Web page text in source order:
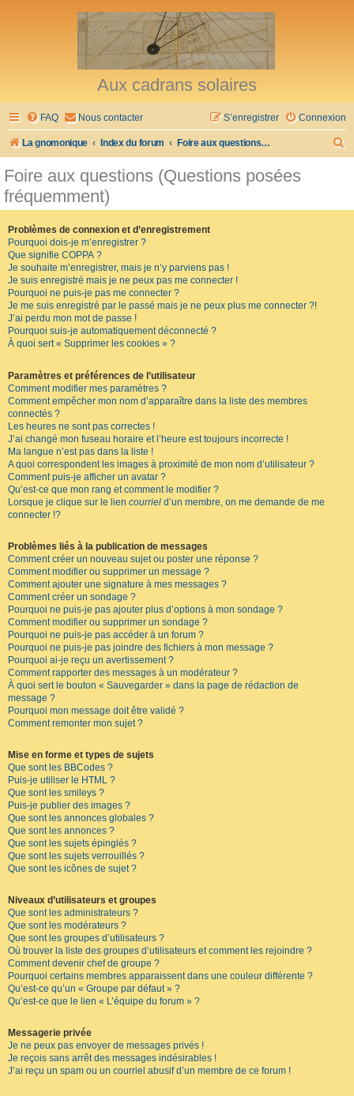
Aux cadrans solaires
FAQ Nous contacter Connexion
S’enregistrer
La gnomonique Index du forum Foire aux questions (Questions posées fréquemment)
Foire aux questions (Questions posées
fréquemment)
Problèmes de connexion et d’enregistrement
Pourquoi dois-je m’enregistrer ?
Que signifie COPPA ?
Je souhaite m’enregistrer, mais je n’y parviens pas !
Je suis enregistré mais je ne peux pas me connecter !
Pourquoi ne puis-je pas me connecter ?
Je me suis enregistré par le passé mais je ne peux plus me connecter ?!
J’ai perdu mon mot de passe !
Pourquoi suis-je automatiquement déconnecté ?
À quoi sert « Supprimer les cookies » ?
Paramètres et préférences de l’utilisateur
Comment modifier mes paramètres ?
Comment empêcher mon nom d’apparaître dans la liste des membres
connectés ?
Les heures ne sont pas correctes !
J’ai changé mon fuseau horaire et l’heure est toujours incorrecte !
Ma langue n’est pas dans la liste !
A quoi correspondent les images à proximité de mon nom d’utilisateur ?
Comment puis-je afficher un avatar ?
Qu’est-ce que mon rang et comment le modifier ?
Lorsque je clique sur le lien courriel d’un membre, on me demande de me
connecter !?
Problèmes liés à la publication de messages
Comment créer un nouveau sujet ou poster une réponse ?
Comment modifier ou supprimer un message ?
Comment ajouter une signature à mes messages ?
Comment créer un sondage ?
Pourquoi ne puis-je pas ajouter plus d’options à mon sondage ?
Comment modifier ou supprimer un sondage ?
Pourquoi ne puis-je pas accéder à un forum ?
Pourquoi ne puis-je pas joindre des fichiers à mon message ?
Pourquoi ai-je reçu un avertissement ?
Comment rapporter des messages à un modérateur ?
À quoi sert le bouton « Sauvegarder » dans la page de rédaction de
message ?
Pourquoi mon message doit être validé ?
Comment remonter mon sujet ?
Mise en forme et types de sujets
Que sont les BBCodes ?
Puis-je utiliser le HTML ?
Que sont les smileys ?
Puis-je publier des images ?
Que sont les annonces globales ?
Que sont les annonces ?
Que sont les sujets épinglés ?
Que sont les sujets verrouillés ?
Que sont les icônes de sujet ?
Niveaux d’utilisateurs et groupes
Que sont les administrateurs ?
Que sont les modérateurs ?
Que sont les groupes d’utilisateurs ?
Où trouver la liste des groupes d’utilisateurs et comment les rejoindre ?
Comment devenir chef de groupe ?
Pourquoi certains membres apparaissent dans une couleur différente ?
Qu’est-ce qu’un « Groupe par défaut » ?
Qu’est-ce que le lien « L’équipe du forum » ?
Messagerie privée
Je ne peux pas envoyer de messages privés !
Je reçois sans arrêt des messages indésirables !
J’ai reçu un spam ou un courriel abusif d’un membre de ce forum !